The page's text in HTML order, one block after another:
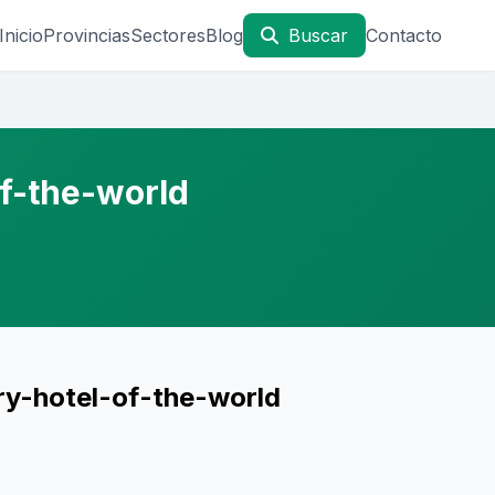
InicioProvinciasSectoresBlog Buscar Contacto
the-world
hotel-of-the-world